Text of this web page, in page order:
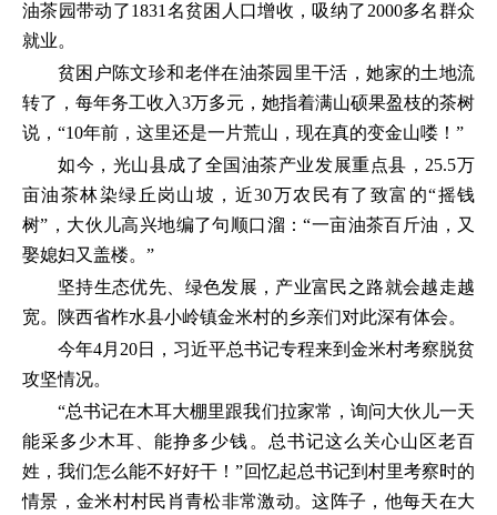
油茶园带动了1831名贫困人口增收，吸纳了2000多名群众
就业。
贫困户陈文珍和老伴在油茶园里干活，她家的土地流
转了，每年务工收入3万多元，她指着满山硕果盈枝的茶树
说，“10年前，这里还是一片荒山，现在真的变金山喽！”
如今，光山县成了全国油茶产业发展重点县，25.5万
亩油茶林染绿丘岗山坡，近30万农民有了致富的“摇钱
树”，大伙儿高兴地编了句顺口溜：“一亩油茶百斤油，又
娶媳妇又盖楼。”
坚持生态优先、绿色发展，产业富民之路就会越走越
宽。陕西省柞水县小岭镇金米村的乡亲们对此深有体会。
今年4月20日，习近平总书记专程来到金米村考察脱贫
攻坚情况。
“总书记在木耳大棚里跟我们拉家常，询问大伙儿一天
能采多少木耳、能挣多少钱。总书记这么关心山区老百
姓，我们怎么能不好好干！”回忆起总书记到村里考察时的
情景，金米村村民肖青松非常激动。这阵子，他每天在大